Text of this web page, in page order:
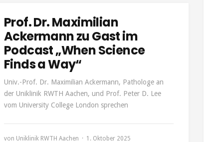
Prof. Dr. Maximilian
Ackermann zu Gast im
Podcast „When Science
Finds a Way“
Univ.-Prof. Dr. Maximilian Ackermann, Pathologe an
der Uniklinik RWTH Aachen, und Prof. Peter D. Lee
vom University College London sprechen
von Uniklinik RWTH Aachen 1. Oktober 2025